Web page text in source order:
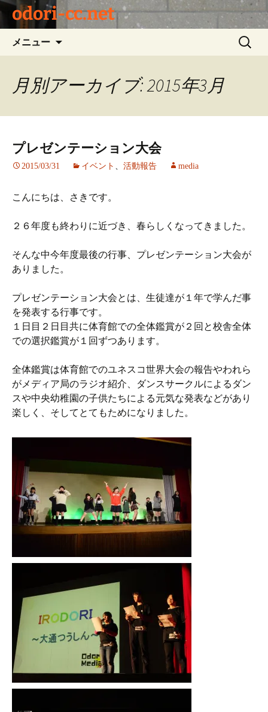
odori-cc.net
メニュー
ン
ッ
検
索:
月別アーカイブ: 2015年3月
プレゼンテーション大会
2015/03/31 イベント 、 活動報告 media
こんにちは、さきです。
２６年度も終わりに近づき、春らしくなってきました。
そんな中今年度最後の行事、プレゼンテーション大会が
ありました。
プレゼンテーション大会とは、生徒達が１年で学んだ事
を発表する行事です。
１日目２日目共に体育館での全体鑑賞が２回と校舎全体
での選択鑑賞が１回ずつあります。
全体鑑賞は体育館でのユネスコ世界大会の報告やわれら
がメディア局のラジオ紹介、ダンスサークルによるダン
スや中央幼稚園の子供たちによる元気な発表などがあり
楽しく、そしてとてもためになりました。